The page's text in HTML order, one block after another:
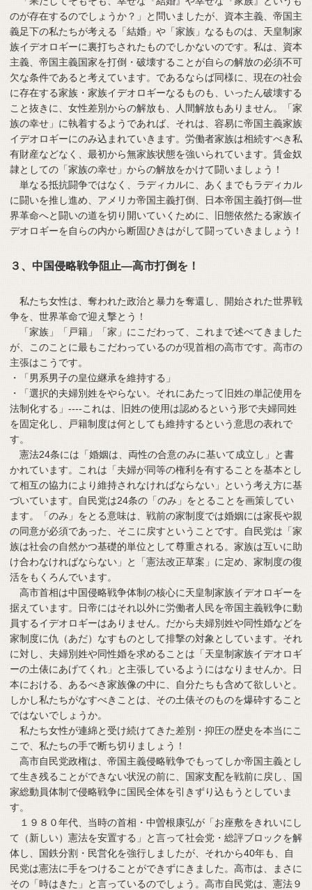
のが存在するのでしょうか？」と問いましたが、資本主義、帝国主
義足下の私たちが考える「結婚」や「家族」なるものは、天皇制家
族イデオロギーに裏打ちされたものでしかないのです。私は、資本
主義、帝国主義国家を打倒・破壊することが自らの解放の必須不可
欠な条件であると考えています。であるならば同様に、現在の社会
に存在する家族・家族イデオロギーなるものも、いったん破壊する
こと抜きに、女性差別からの解放も、人間解放もありません。「家
族の幸せ」に執着するようであれば、それは、容易に帝国主義家族
イデオロギーにのみ込まれていきます。労働者家族は相続すべき私
有財産などなく、最初から無家族状態を強いられています。賃金奴
隷としての「家族の幸せ」からの解放をかけて闘いましょう！
単なる抵抗闘争ではなく、ラディカルに、あくまでもラディカル
に闘いを推し進め、アメリカ帝国主義打倒、日本帝国主義打倒―世
界革命へと闘いの道を切り開いていくために、旧態依然たる家族イ
デオロギーを自らの内から断固ひきはがして闘っていきましょう！
３、中国侵略戦争阻止―高市打倒を！
私たち女性は、奪われた政治と暴力を奪還し、開始された世界戦
争を、世界革命で迎え撃とう！
「家族」「戸籍」「家」にこだわって、これまで述べてきました
が、このことに最もこだわっているのが現首相の高市です。高市の
主張はこうです。
・「男系男子の皇位継承を維持する」
・「選択的夫婦別姓をやらない。それにあたって旧姓の単記使用を
法制化する」----これは、旧姓の使用は認めるという形で夫婦同姓
を固定化し、戸籍制度は何としても維持するという意思の表れで
す。
憲法24条には「婚姻は、両性の合意のみに基いて成立し」と書
かれています。これは「夫婦が同等の権利を有することを基本とし
て相互の協力により維持されなければならない」という考え方に基
づいています。自民党は24条の「のみ」をとることを画策してい
ます。「のみ」をとる意味は、戦前の家制度では婚姻には家長や親
の同意が必須であった、そこに戻すということです。自民党は「家
族は社会の自然かつ基礎的単位として尊重される。家族は互いに助
け合わなければならない」と「憲法改正草案」に定め、家制度の復
活をもくろんでいます。
高市首相は中国侵略戦争体制の核心に天皇制家族イデオロギーを
据えています。日帝にはそれ以外に労働者人民を帝国主義戦争に動
員するイデオロギーはありません。だから夫婦別姓や同性婚などを
家制度に仇（あだ）なすものとして排撃の対象としています。それ
に対し、夫婦別姓や同性婚を求めることは「天皇制家族イデオロギ
ーの土俵にあげてくれ」と主張しているようにはなりませんか。日
本における、あるべき家族像の中に、自分たちも含めて欲しいと。
しかし私たちがなすべきことは、その土俵そのものを爆砕すること
ではないでしょうか。
私たち女性が連綿と受け続けてきた差別・抑圧の歴史を本当にこ
こで、私たちの手で断ち切りましょう！
高市自民党政権は、帝国主義侵略戦争でもってしか帝国主義とし
て生き残ることができない状況の前に、国家支配を戦前に戻し、国
家総動員体制で侵略戦争に国民全体を引きずり込もうとしていま
す。
１９８０年代、当時の首相・中曽根康弘が「お座敷をきれいにし
て（新しい）憲法を安置する」と言って社会党・総評ブロックを解
体し、国鉄分割・民営化を強行しましたが、それから40年も、自
民党は憲法に手をつけることができずにきました。高市は、まさに
その「時はきた」と言っているのでしょう。高市自民党は、憲法９